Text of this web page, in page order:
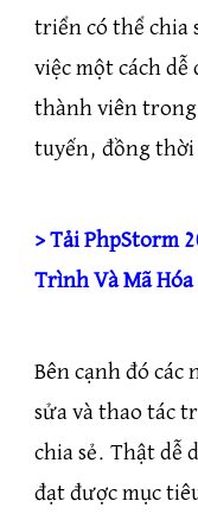
triển có thể chia
việc một cách dễ
thành viên
tuyến, đồng thời
> Tải PhpStorm
Trình Và Mã Hóa
Bên cạnh đó
sửa và thao tác
chia sẻ. Thật dễ
đạt được mục